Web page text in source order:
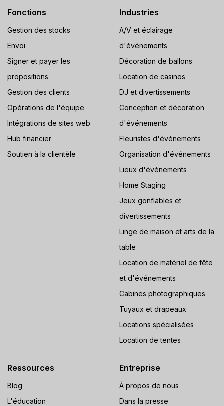
Fonctions
Gestion des stocks
Envoi
Signer et payer les
propositions
Gestion des clients
Opérations de l'équipe
Intégrations de sites web
Hub financier
Soutien à la clientèle
Industries
A/V et éclairage
d'événements
Décoration de ballons
Location de casinos
DJ et divertissements
Conception et décoration
d'événements
Fleuristes d'événements
Organisation d'événements
Lieux d'événements
Home Staging
Jeux gonflables et
divertissements
Linge de maison et arts de la
table
Location de matériel de fête
et d'événements
Cabines photographiques
Tuyaux et drapeaux
Locations spécialisées
Location de tentes
Ressources
Blog
L'éducation
Entreprise
À propos de nous
Dans la presse